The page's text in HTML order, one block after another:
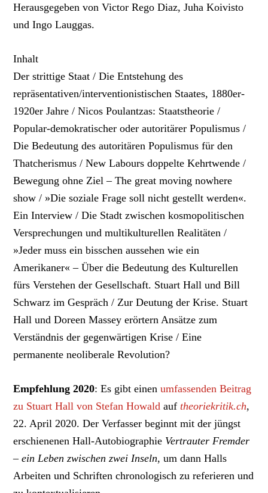
Herausgegeben von Victor Rego Diaz, Juha Koivisto
und Ingo Lauggas.
Inhalt
Der strittige Staat / Die Entstehung des
repräsentativen/interventionistischen Staates, 1880er-
1920er Jahre / Nicos Poulantzas: Staatstheorie /
Popular-demokratischer oder autoritärer Populismus /
Die Bedeutung des autoritären Populismus für den
Thatcherismus / New Labours doppelte Kehrtwende /
Bewegung ohne Ziel – The great moving nowhere
show / »Die soziale Frage soll nicht gestellt werden«.
Ein Interview / Die Stadt zwischen kosmopolitischen
Versprechungen und multikulturellen Realitäten /
»Jeder muss ein bisschen aussehen wie ein
Amerikaner« – Über die Bedeutung des Kulturellen
fürs Verstehen der Gesellschaft. Stuart Hall und Bill
Schwarz im Gespräch / Zur Deutung der Krise. Stuart
Hall und Doreen Massey erörtern Ansätze zum
Verständnis der gegenwärtigen Krise / Eine
permanente neoliberale Revolution?
Empfehlung 2020: Es gibt einenumfassenden Beitrag
zu Stuart Hall von Stefan Howald auftheoriekritik.ch,
22. April 2020. Der Verfasser beginnt mit der jüngst
erschienenen Hall-Autobiographie Vertrauter Fremder
– ein Leben zwischen zwei Inseln, um dann Halls
Arbeiten und Schriften chronologisch zu referieren und